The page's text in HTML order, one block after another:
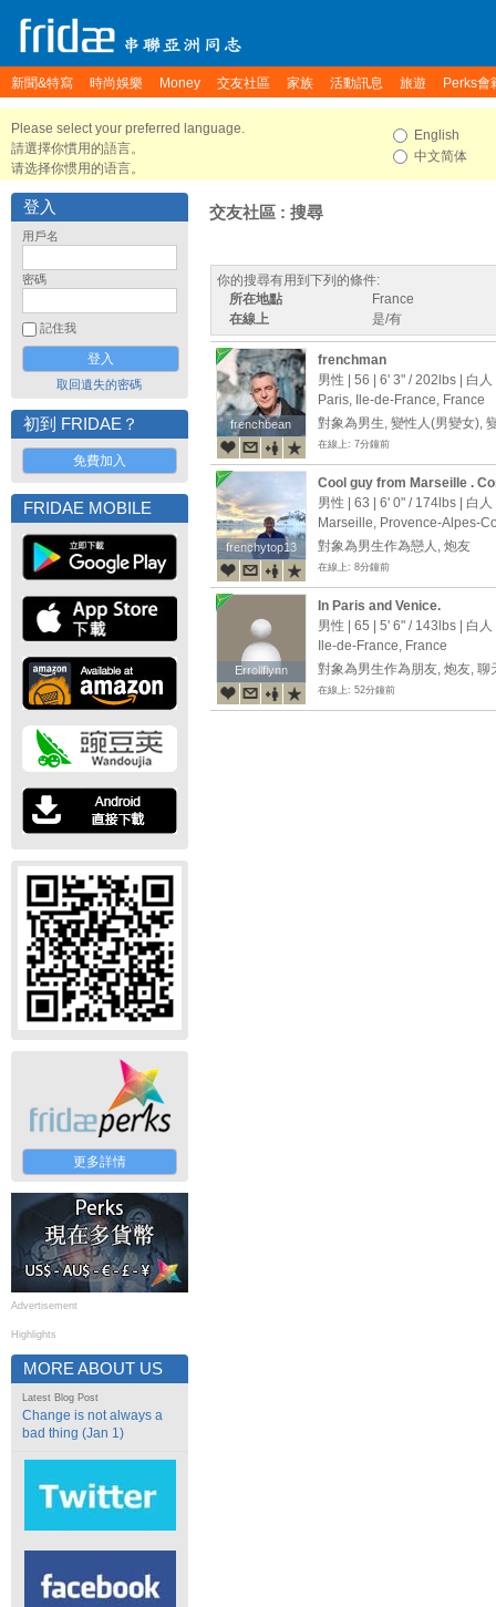
新聞&特寫 時尚娛樂 Money 交友社區 家族 活動訊息 旅遊 Perks會
Please select your preferred language.
請選擇你慣用的語言。
请选择你惯用的语言。
English
中文简体
登入
用戶名
密碼
記住我
取回遺失的密碼
初到 FRIDAE？
免費加入
FRIDAE MOBILE
更多詳情
Advertisement
Highlights
MORE ABOUT US
Latest Blog Post
Change is not always a
bad thing (Jan 1)
交友社區 : 搜尋
你的搜尋有用到下列的條件:
所在地點
France
在線上
是/有
frenchbean
frenchbean
frenchman
男性 | 56 | 6' 3" /202lbs | 白人
Paris, Ile-de-France, France
對象為男生, 變性人(男變女),
在線上: 7分鐘前
frenchytop13
frenchytop13
Cool guy from Marseille .
didier_ctif@hotmail.com
男性 | 63 | 6' 0" / 174lbs | 白人
Marseille, Provence-Alpes-
對象為男生作為戀人, 炮友
在線上: 8分鐘前
Errollflynn
Errollflynn
In Paris and Venice.
男性 | 65 | 5' 6" / 143lbs | 白人
Ile-de-France, France
對象為男生作為朋友, 炮友, 聊
在線上: 52分鐘前